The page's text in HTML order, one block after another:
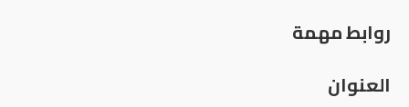
روابط مهمة
العنوان